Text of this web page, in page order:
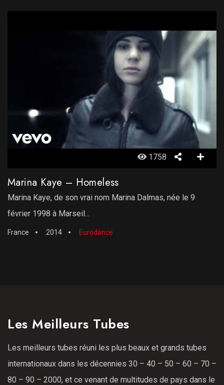
1758
Marina Kaye – Homeless
Marina Kaye, de son vrai nom Marina Dalmas, née le 9
février 1998 à Marseil...
France 2014 Eurodance
Les Meilleurs Tubes
Les meilleurs tubes réuni les plus beaux et grands tubes
internationaux dans les décennies 30 – 40 – 50 – 60 – 70 –
80 – 90 – 2000, et ce venant de multitudes de pays dans le